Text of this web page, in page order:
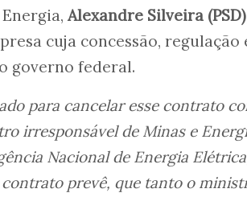
Alexandre Silveira (PSD)
cuja concessão, regulação
governo federal.
para cancelar esse contrato
irresponsável de Minas e
Nacional de Energia
prevê, que tanto o